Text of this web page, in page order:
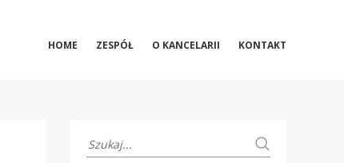
HOME ZESPÓŁ O KANCELARII KONTAKT